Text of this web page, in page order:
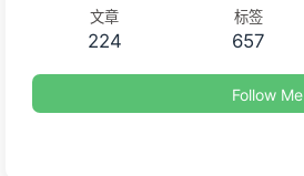
文章
224
标签
657
Follow Me